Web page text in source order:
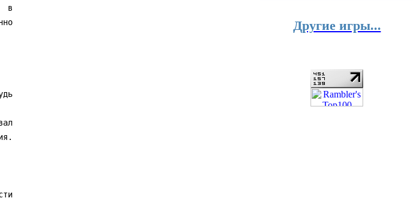
Другие игры...